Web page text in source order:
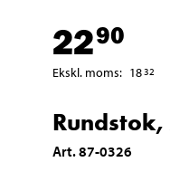
2290
Ekskl. moms: 1832
Art.87-0326